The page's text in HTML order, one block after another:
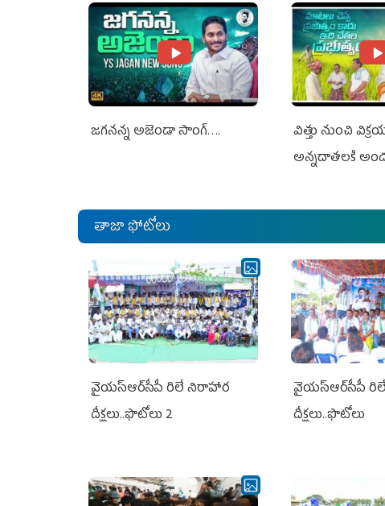
జగనన్న అజెండా సాంగ్….
విత్తు నుంచి
అన్నదాతలకి
తాజా ఫోటోలు
వైయ‌స్ఆర్‌సీపీ రిలే నిరాహార
దీక్షలు..ఫొటోలు 2
వైయ‌స్ఆర్‌సీపీ
దీక్షలు..ఫొటోలు